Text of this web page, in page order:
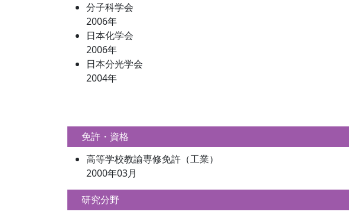
分子科学会
2006年
日本化学会
2006年
日本分光学会
2004年
免許・資格
高等学校教諭専修免許（工業）
2000年03月
研究分野